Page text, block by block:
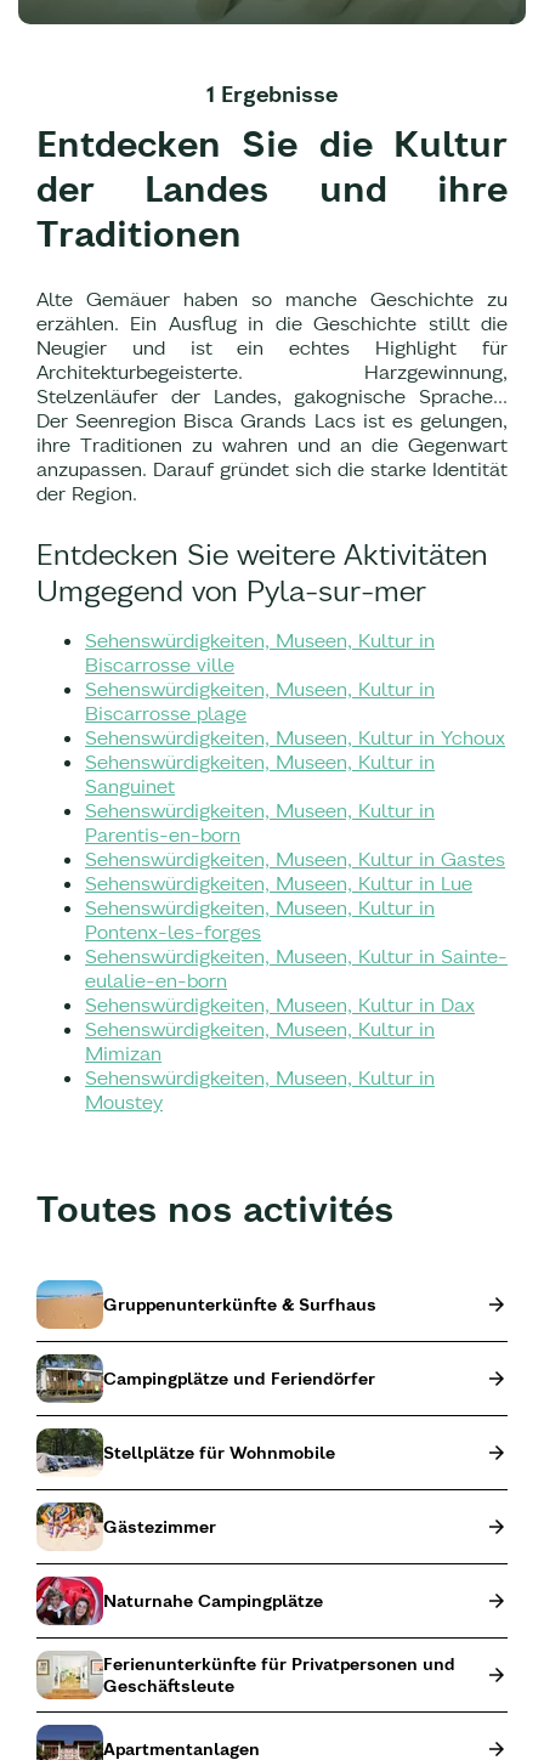
1 Ergebnisse
Entdecken Sie die Kultur
der Landes und ihre
Traditionen
Alte Gemäuer haben so manche Geschichte zu
erzählen. Ein Ausflug in die Geschichte stillt die
Neugier und ist ein echtes Highlight für
Architekturbegeisterte. Harzgewinnung,
Stelzenläufer der Landes, gakognische Sprache...
Der Seenregion Bisca Grands Lacs ist es gelungen,
ihre Traditionen zu wahren und an die Gegenwart
anzupassen. Darauf gründet sich die starke Identität
der Region.
Entdecken Sie weitere Aktivitäten
Umgegend von Pyla-sur-mer
Sehenswürdigkeiten, Museen, Kultur in
Biscarrosse ville
Sehenswürdigkeiten, Museen, Kultur in
Biscarrosse plage
Sehenswürdigkeiten, Museen, Kultur in Ychoux
Sehenswürdigkeiten, Museen, Kultur in
Sanguinet
Sehenswürdigkeiten, Museen, Kultur in
Parentis-en-born
Sehenswürdigkeiten, Museen, Kultur in Gastes
Sehenswürdigkeiten, Museen, Kultur in Lue
Sehenswürdigkeiten, Museen, Kultur in
Pontenx-les-forges
Sehenswürdigkeiten, Museen, Kultur in Sainte-
eulalie-en-born
Sehenswürdigkeiten, Museen, Kultur in Dax
Sehenswürdigkeiten, Museen, Kultur in
Mimizan
Sehenswürdigkeiten, Museen, Kultur in
Moustey
Toutes nos activités
Gruppenunterkünfte & Surfhaus
Campingplätze und Feriendörfer
Stellplätze für Wohnmobile
Gästezimmer
Naturnahe Campingplätze
Ferienunterkünfte für Privatpersonen und
Geschäftsleute
Apartmentanlagen